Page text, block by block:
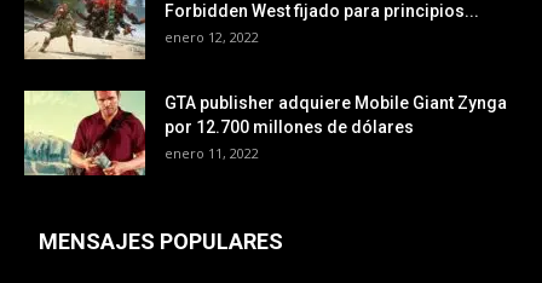
Forbidden West fijado para principios...
enero 12, 2022
GTA publisher adquiere Mobile Giant Zynga
por 12.700 millones de dólares
enero 11, 2022
MENSAJES POPULARES